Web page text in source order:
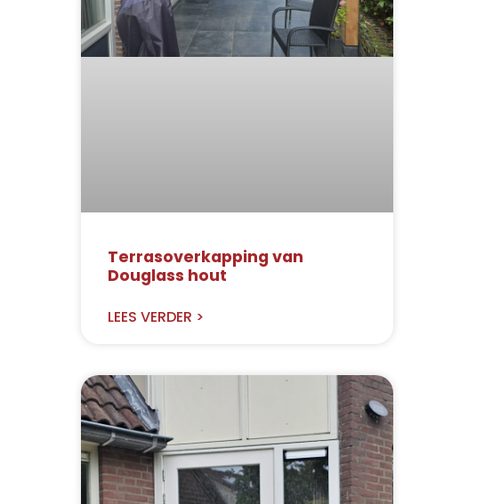
Terrasoverkapping van
Douglass hout
LEES VERDER >